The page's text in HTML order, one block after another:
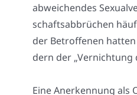
abwei­chen­des
schafts­ab­brü­chen
der Betrof­fe­nen
dern der
Eine Aner­ken­nung als